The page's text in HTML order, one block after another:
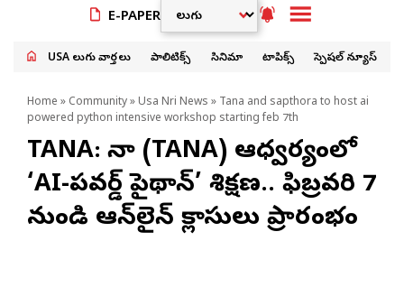
E-PAPER
USA తెలుగు వార్తలు పాలిటిక్స్ సినిమా టాపిక్స్ స్పెషల్ న్యూస్
Home » Community» Usa Nri News » Tana and sapthora to host ai
powered python intensive workshop starting feb 7th
TANA: తానా (TANA) ఆధ్వర్యంలో
‘AI-పవర్డ్ పైథాన్’ శిక్షణ.. ఫిబ్రవరి 7
నుండి ఆన్‌లైన్ క్లాసులు ప్రారంభం